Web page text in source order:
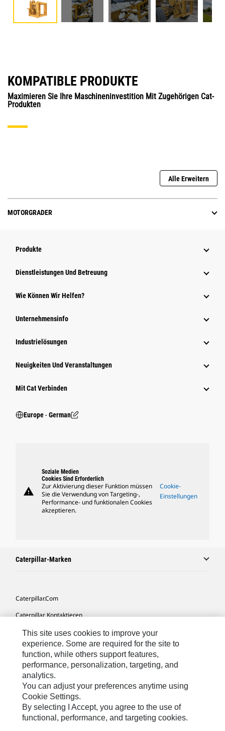
KOMPATIBLE PRODUKTE
Maximieren Sie Ihre Maschineninvestition Mit Zugehörigen Cat-
Produkten
Alle Erweitern
MOTORGRADER
Produkte
Dienstleistungen Und Betreuung
Wie Können Wir Helfen?
Unternehmensinfo
Industrielösungen
Neuigkeiten Und Veranstaltungen
Mit Cat Verbinden
Europe ‧ German
warning
Soziale Medien
Cookies Sind Erforderlich
Zur Aktivierung dieser Funktion müssen
Sie die Verwendung von Targeting-,
Performance- und funktionalen Cookies
akzeptieren.
Cookie-
Einstellungen
Caterpillar-Marken
Caterpillar.com
Caterpillar Kontaktieren
Meine Marketing-Präferenzen
Seitenübersicht
Cookie Settings
Rechtliche Hinweise
Datenschutz
This site uses cookies to improve your
experience. Some are required for the site to
function, while others support features,
performance, personalization, targeting, and
analytics.
You can adjust your preferences anytime using
Cookie Settings.
By selecting I Accept, you agree to the use of
functional, performance, and targeting cookies.